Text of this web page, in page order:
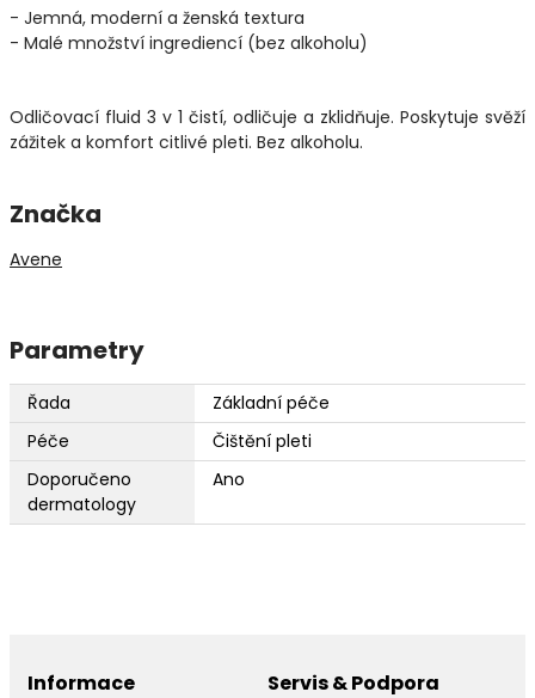
- Jemná, moderní a ženská textura
- Malé množství ingrediencí (bez alkoholu)
Odličovací fluid 3 v 1 čistí, odličuje a zklidňuje. Poskytuje svěží
zážitek a komfort citlivé pleti. Bez alkoholu.
Značka
Avene
Parametry
Řada
Základní péče
Péče
Čištění pleti
Doporučeno
dermatology
Ano
Informace Servis & Podpora